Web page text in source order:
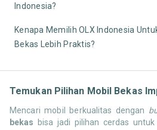
Indonesia?
Kenapa Memilih OLX Indonesia
Bekas Lebih Praktis?
Temukan Pilihan Mobil Bekas
Mencari mobil berkualitas dengan
bekas bisa jadi pilihan cerdas